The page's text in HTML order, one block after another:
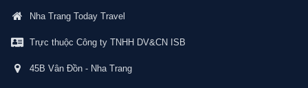
Nha Trang Today Travel
Trực thuộc Công ty TNHH DV&CN ISB
45B Vân Đồn - Nha Trang